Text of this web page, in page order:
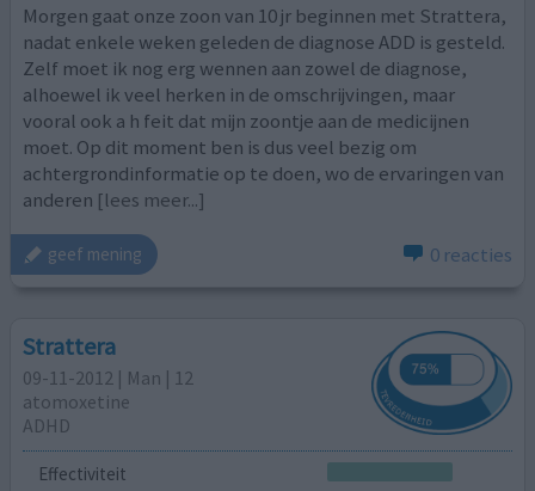
Morgen gaat onze zoon van 10 jr beginnen met Strattera,
nadat enkele weken geleden de diagnose ADD is gesteld.
Zelf moet ik nog erg wennen aan zowel de diagnose,
alhoewel ik veel herken in de omschrijvingen, maar
vooral ook a h feit dat mijn zoontje aan de medicijnen
moet. Op dit moment ben is dus veel bezig om
achtergrondinformatie op te doen, wo de ervaringen van
anderen [lees meer...]
geef mening 0 reacties
Strattera
09-11-2012 | Man | 12
atomoxetine
ADHD
Effectiviteit